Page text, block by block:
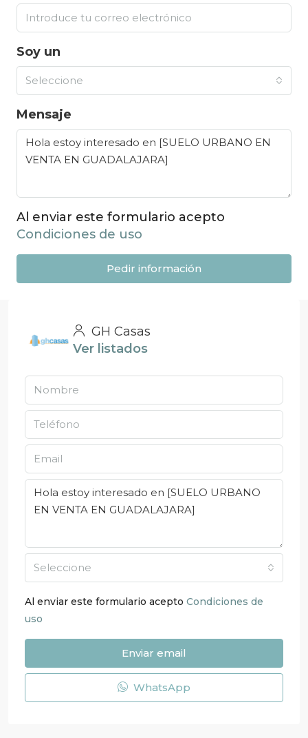
Soy un
Seleccione
Mensaje
Al enviar este formulario acepto
Condiciones de uso
Pedir información
GH Casas
Ver listados
Seleccione
Al enviar este formulario acepto Condiciones de
uso
Enviar email
WhatsApp